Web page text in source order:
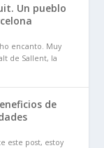
Un pueblo
encanto. Muy
de Sallent, la
de
este post, estoy